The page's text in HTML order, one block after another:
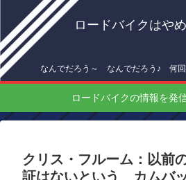
ロードバイクはや
なんでだろう～ なんでだろう♪ 何回
ロードバイクの情報を発
クリス・フルーム：以前
証はないという カムバ